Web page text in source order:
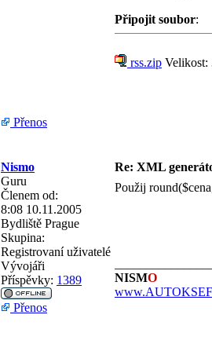
Připojit soubor:
rss.zip Velikost:
Přenos
Nismo
Re: XML
Guru
Členem od:
8:08 10.11.2005
Bydliště Prague
Skupina:
Registrovaní uživatelé
Vývojáři
Příspěvky: 1389
Použij
NISMO
Přenos